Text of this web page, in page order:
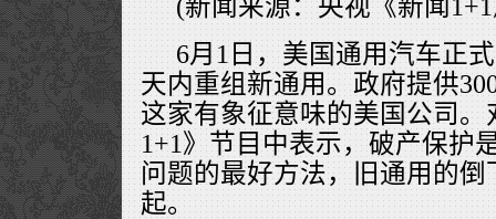
(新闻来源：央视《新闻
6月1日，美国通用汽车正
天内重组新通用。政府提供
这家有象征意味的美国公司
1+1》节目中表示，破产保护
问题的最好方法，旧通用的
起。